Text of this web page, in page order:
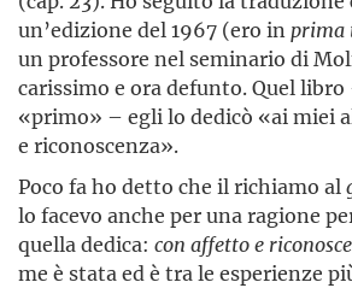
un’edizione del 1967 (ero in prima
un professore nel seminario di
carissimo e ora defunto. Quel libro
«primo» – egli lo dedicò «ai miei
e riconoscenza».
Poco fa ho detto che il richiamo al
lo facevo anche per una ragione
quella dedica: con affetto e
me è stata ed è tra le esperienze